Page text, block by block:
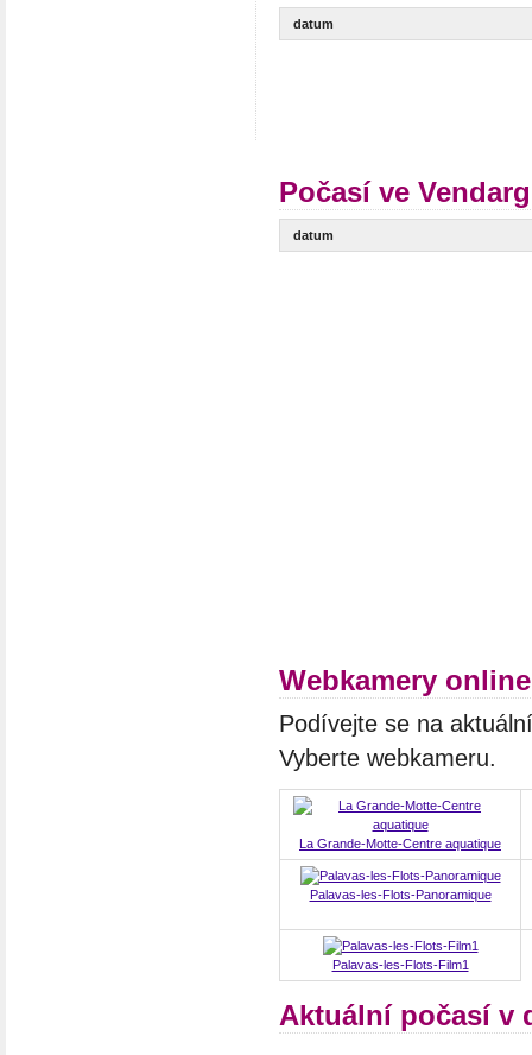
datum
Počasí ve
datum
Webkamery
Podívejte se na
Vyberte webkameru.
La Grande-Motte-Centre aquatique
Palavas-les-Flots-Panoramique
Palavas-les-Flots-Film1
Aktuální počasí v